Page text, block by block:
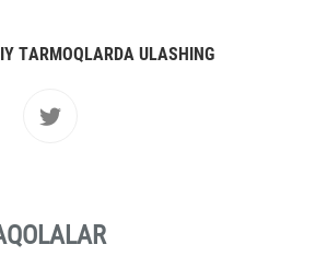
TАRMOQLАRDА ULАSHING